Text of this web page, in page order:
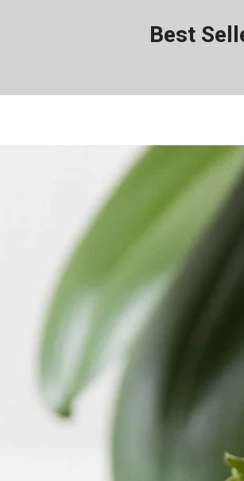
Best